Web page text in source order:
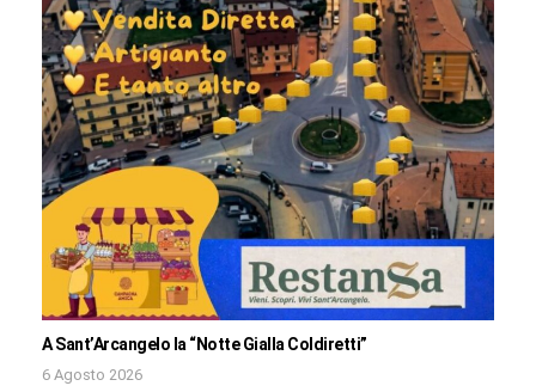
A Sant’Arcangelo la “Notte Gialla Coldiretti”
6 Agosto 2026